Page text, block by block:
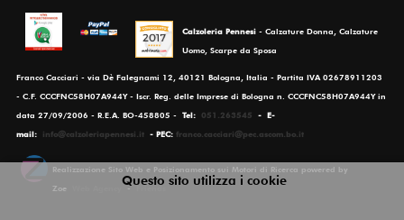
Calzoleria Pennesi- Calzature Donna, Calzature
Uomo, Scarpe da Sposa
Franco Cacciari - via Dè Falegnami 12, 40121 Bologna, Italia - Partita IVA 02678911203
- C.F. CCCFNC58H07A944Y - Iscr. Reg. delle Imprese di Bologna n. CCCFNC58H07A944Y in
data 27/09/2006 - R.E.A. BO-458805 - Tel: 051.263545 - E-
mail: info@calzoleriapennesi.it- PEC: franco.cacciari@pec.ascom.bo.it
Realizzazione Sito Web e Posizionamento sui Motori di Ricerca powered by
Zoe -
Questo sito utilizza i cookie